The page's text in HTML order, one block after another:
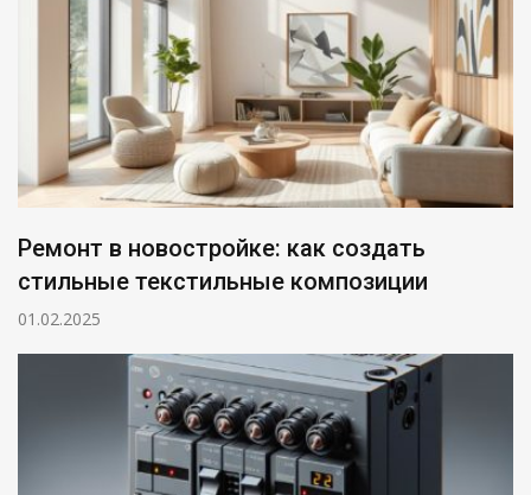
Ремонт в новостройке: как создать
стильные текстильные композиции
01.02.2025